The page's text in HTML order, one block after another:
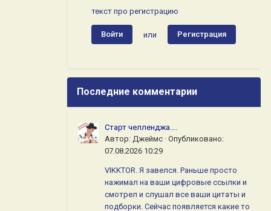
текст про регистрацию
Войти или Регистрация
Последние комментарии
Старт челленджа….
Автор: Джеймс · Опубликовано:
07.08.2026 10:29
VIKKTOR. Я завелся. Раньше просто
нажимал на ваши цифровые ссылки и
смотрел и слушал все ваши цитаты и
подборки. Сейчас появляется какие то